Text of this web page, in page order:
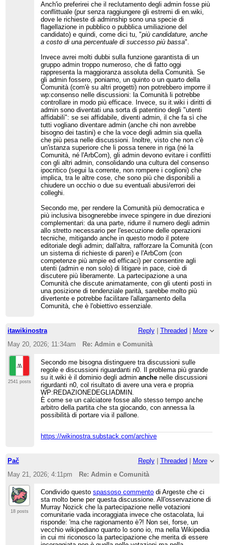
Anch'io preferirei che il reclutamento degli admin fosse più
conflittuale (pur senza raggiungere gli estremi di en.wiki,
dove le richieste di adminship sono una specie di
flagellazione in pubblico o pubblica umiliazione del
candidato) e quindi, come dici tu, "più candidature, anche
a costo di una percentuale di successo più bassa".
Invece avrei molti dubbi sulla funzione garantista di un
gruppo admin troppo numeroso, che di fatto oggi
rappresenta la maggioranza assoluta della Comunità. Se
gli admin fossero, poniamo, un quinto o un quarto della
Comunità (com'è su altri progetti) non potrebbero imporre il
wp:consenso nelle discussioni: la Comunità li potrebbe
controllare in modo più efficace. Invece, su it.wiki i diritti di
admin sono diventati una sorta di patentino degli "utenti
affidabili": se sei affidabile, diventi admin, il che fa sì che
tutti vogliano diventare admin (anche chi non avrebbe
bisogno dei tastini) e che la voce degli admin sia quella
che più pesa nelle discussioni. Inoltre, visto che non c'è
un'istanza superiore che li possa tenere in riga (né la
Comunità, né l'ArbCom), gli admin devono evitare i conflitti
con gli altri admin, consolidando una cultura del consenso
ipocritico (segui la corrente, non rompere i coglioni) che
implica, tra le altre cose, che sono più che disponibili a
chiudere un occhio o due su eventuali abusi/errori dei
colleghi.
Secondo me, per rendere la Comunità più democratica e
più inclusiva bisognerebbe invece spingere in due direzioni
complementari: da una parte, ridurre il numero degli admin
allo stretto necessario per l'esecuzione delle operazioni
tecniche, mitigando anche in questo modo il potere
editoriale degli admin; dall'altra, rafforzare la Comunità (con
un sistema di richieste di pareri) e l'ArbCom (con
competenze più ampie ed efficaci) per consentire agli
utenti (admin e non solo) di litigare in pace, cioè di
discutere più liberamente. La partecipazione a una
Comunità che discute animatamente, con gli utenti posti in
una posizione di tendenziale parità, sarebbe molto più
divertente e potrebbe facilitare l'allargamento della
Comunità, che è l'obiettivo essenziale.
itawikinostra Reply| Threaded
More
May 20, 2026; 11:34am
Re: Admin e Comunità
2541 posts
Secondo me bisogna distinguere tra discussioni sulle
regole e discussioni riguardanti n0. Il problema più grande
su it.wiki è il dominio degli adminanche nelle discussioni
rigurdanti n0, col risultato di avere una vera e propria
WP:REDAZIONEDEGLIADMIN.
È come se un calciatore fosse allo stesso tempo anche
arbitro della partita che sta giocando, con annessa la
possibilità di portare via il pallone.
https://wikinostra.substack.com/archive
Pač Reply| Threaded | More
May 21, 2026; 4:11pm
Re: Admin e Comunità
18 posts
Condivido questospassoso commento di Argeste che ci
sta molto bene per questa discussione. All'osservazione di
Murray Nozick che la partecipazione nelle votazioni
comunitarie vada incoraggiata invece che ostacolata, lui
risponde: 'ma che ragionamento è?! Non sei, forse, un
vecchio wikipediano quanto lo sono io, ma nella Wikipedia
in cui mi riconosco la partecipazione che merita di essere